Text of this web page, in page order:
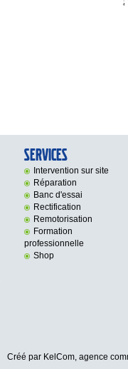
Services
Intervention sur site
Réparation
Banc d'essai
Rectification
Remotorisation
Formation
professionnelle
Shop
Créé par KelCom, agence